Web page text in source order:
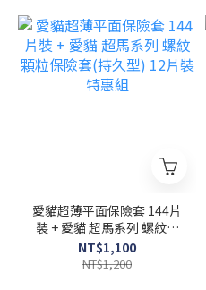
愛貓超薄平面保險套 144片
裝 + 愛貓 超馬系列 螺紋顆
粒保險套(持久型) 12片裝
特惠組
NT$1,100
NT$1,200